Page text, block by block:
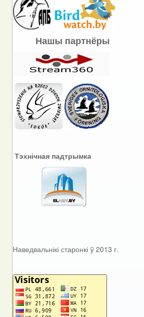
Нашы партнёры
Тэхнічная падтрымка
Наведвальнікі старонкі ў 2013 г.